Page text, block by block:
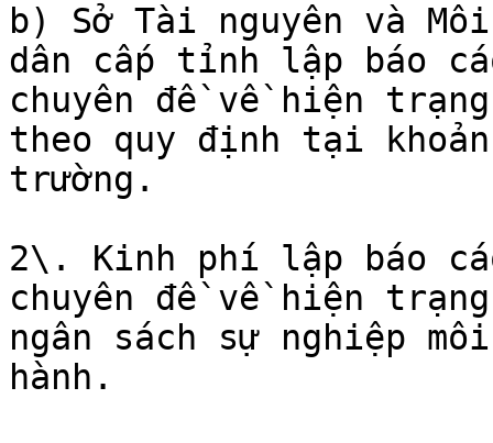
b) Sở Tài nguyên và
dân cấp tỉnh lập báo
chuyên đề về hiện
theo quy định tại
trường.
2\. Kinh phí lập báo
chuyên đề về hiện
ngân sách sự nghiệp